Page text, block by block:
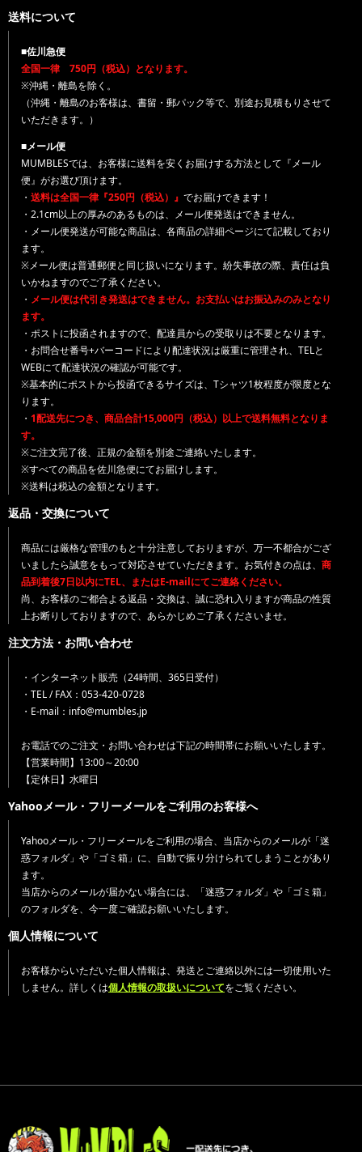
送料について
■佐川急便
全国一律 750円（税込）となります。
※沖縄・離島を除く。
（沖縄・離島のお客様は、書留・郵パック等で、別途お見積もりさせて
いただきます。）
■メール便
MUMBLESでは、お客様に送料を安くお届けする方法として『メール
便』がお選び頂けます。
・ 送料は全国一律『250円（税込）』 でお届けできます！
・2.1cm以上の厚みのあるものは、メール便発送はできません。
・メール便発送が可能な商品は、各商品の詳細ページにて記載しており
ます。
※メール便は普通郵便と同じ扱いになります。紛失事故の際、責任は負
いかねますのでご了承ください。
・ メール便は代引き発送はできません。お支払いはお振込みのみとなり
ます。
・ポストに投函されますので、配達員からの受取りは不要となります。
・お問合せ番号+バーコードにより配達状況は厳重に管理され、TELと
WEBにて配達状況の確認が可能です。
※基本的にポストから投函できるサイズは、Tシャツ1枚程度が限度とな
ります。
・ 1配送先につき、商品合計15,000円（税込）以上で送料無料となりま
す。
※ご注文完了後、正規の金額を別途ご連絡いたします。
※すべての商品を佐川急便にてお届けします。
※送料は税込の金額となります。
返品・交換について
商品には厳格な管理のもと十分注意しておりますが、万一不都合がござ
いましたら誠意をもって対応させていただきます。お気付きの点は、 商
品到着後7日以内にTEL、またはE-mailにてご連絡ください。
尚、お客様のご都合よる返品・交換は、誠に恐れ入りますが商品の性質
上お断りしておりますので、あらかじめご了承くださいませ。
注文方法・お問い合わせ
・インターネット販売（24時間、365日受付）
・TEL / FAX：053-420-0728
・E-mail：info@mumbles.jp
お電話でのご注文・お問い合わせは下記の時間帯にお願いいたします。
【営業時間】13:00～20:00
【定休日】水曜日
Yahooメール・フリーメールをご利用のお客様へ
Yahooメール・フリーメールをご利用の場合、当店からのメールが「迷
惑フォルダ」や「ゴミ箱」に、自動で振り分けられてしまうことがあり
ます。
当店からのメールが届かない場合には、「迷惑フォルダ」や「ゴミ箱」
のフォルダを、今一度ご確認お願いいたします。
個人情報について
お客様からいただいた個人情報は、発送とご連絡以外には一切使用いた
しません。詳しくは個人情報の取扱いについてをご覧ください。